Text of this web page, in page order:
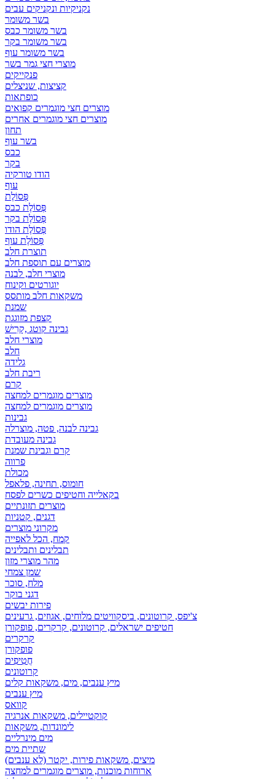
נקניקיות ונקניקים עבים
בשר משומר
בשר משומר כבס
בשר משומר בקר
בשר משומר עוף
מוצרי חצי גמר בשר
פנקייקים
קציצות, שניצלים
כופתאות
מוצרים חצי מוגמרים קפואים
מוצרים חצי מוגמרים אחרים
תחון
בשר עוף
כבס
בקר
הודו טורקיה
עוף
פְּסוֹלֶת
פְּסוֹלֶת כבס
פְּסוֹלֶת בקר
פְּסוֹלֶת הודו
פְּסוֹלֶת עוף
תוצרת חלב
מוצרים עם תוספת חלב
מוצרי חלב, לבנה
יוגורטים וקינוח
משקאות חלב מותסס
שמנת
קצפת מזוגגת
גבינה קוטג ,קָרִישׁ
מוצרי חלב
חלב
גלידה
ריבת חלב
קרם
מוצרים מוגמרים למחצה
מוצרים מוגמרים למחצה
גבינות
גבינה לבנה, פטה, מוצרלה
גבינה מעובדת
קרם וגבינת שמנת
פרווה
מכולת
חומוס, תחינה, פלאפל
בקאלייה וחטיפים כשרים לפסח
מוצרים תזונתיים
דגנים, קטניות
מקרוני מוצרים
קמח, הכל לאפייה
תבלינים ותבלינים
מהר מוצרי מזון
שמן צמחי
מלח, סוכר
דגני בוקר
פירות יבשים
צ'יפס, קרוטונים, ביסקוויטים מלוחים, אגוזים, גרעינים
חטיפים ישראלים, קרוטונים, קרקרים, פופקורן
קרקרים
פופקורן
חֲטִיפִים
קרוטונים
מיץ ענבים, מים, משקאות קלים
מיץ ענבים
קוואס
קוקטיילים, משקאות אנרגיה
לימונדות, משקאות
מים מינרליים
שתיית מים
מיצים, משקאות פירות, יקטר (לא ענבים)
ארוחות מוכנות, מוצרים מוגמרים למחצה